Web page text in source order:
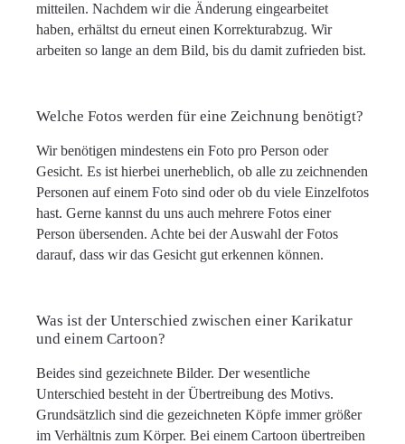
mitteilen. Nachdem wir die Änderung eingearbeitet
haben, erhältst du erneut einen Korrekturabzug. Wir
arbeiten so lange an dem Bild, bis du damit zufrieden bist.
Welche Fotos werden für eine Zeichnung benötigt?
Wir benötigen mindestens ein Foto pro Person oder
Gesicht. Es ist hierbei unerheblich, ob alle zu zeichnenden
Personen auf einem Foto sind oder ob du viele Einzelfotos
hast. Gerne kannst du uns auch mehrere Fotos einer
Person übersenden. Achte bei der Auswahl der Fotos
darauf, dass wir das Gesicht gut erkennen können.
Was ist der Unterschied zwischen einer Karikatur
und einem Cartoon?
Beides sind gezeichnete Bilder. Der wesentliche
Unterschied besteht in der Übertreibung des Motivs.
Grundsätzlich sind die gezeichneten Köpfe immer größer
im Verhältnis zum Körper. Bei einem Cartoon übertreiben